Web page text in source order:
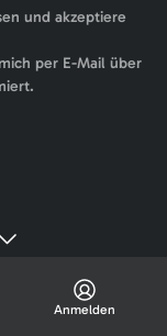
und akzeptiere
per E-Mail über
Anmelden